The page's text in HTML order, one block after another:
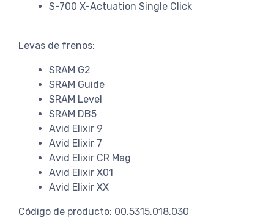
S-700 X-Actuation Single Click
Levas de frenos:
SRAM G2
SRAM Guide
SRAM Level
SRAM DB5
Avid Elixir 9
Avid Elixir 7
Avid Elixir CR Mag
Avid Elixir X01
Avid Elixir XX
Código de producto: 00.5315.018.030